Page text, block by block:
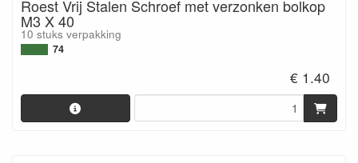
Roest Vrij Stalen Schroef met verzonken bolkop
M3 X 40
10 stuks verpakking
74
€ 1.40